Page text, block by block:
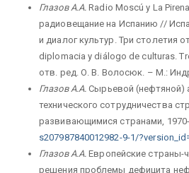
Глазов А.А. Radio Moscú y La
радиовещание на Испанию //
и диалог культур. Три столетия
diplomacia y diálogo de culturas.
отв. ред. О. В. Волосюк. – М.:
Глазов А.А. Сырьевой (нефтяной)
технического сотрудничества
развивающимися странами, 1970-
s207987840012982-9-1/?version_
Глазов А.А.Европейские страны-
решения проблемы дефицита